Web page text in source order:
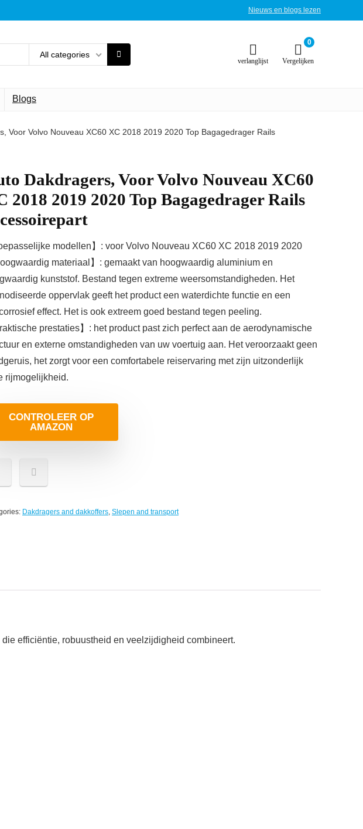
Nieuws en blogs lezen
All categories
verlanglijst
0
Vergelijken
Blogs
Voor Volvo Nouveau XC60 XC 2018 2019 2020 Top Bagagedrager Rails
Dakdragers, Voor Volvo Nouveau XC60
2018 2019 2020 Top Bagagedrager Rails
modellen】: voor Volvo Nouveau XC60 XC 2018 2019 2020
materiaal】: gemaakt van hoogwaardig aluminium en
kunststof. Bestand tegen extreme weersomstandigheden. Het
oppervlak geeft het product een waterdichte functie en een
effect. Het is ook extreem goed bestand tegen peeling.
prestaties】: het product past zich perfect aan de aerodynamische
en externe omstandigheden van uw voertuig aan. Het veroorzaakt geen
het zorgt voor een comfortabele reiservaring met zijn uitzonderlijk
rijmogelijkheid.
CONTROLEER OP
AMAZON
Dakdragers and dakkoffers, Slepen and transport
efficiëntie, robuustheid en veelzijdigheid combineert.